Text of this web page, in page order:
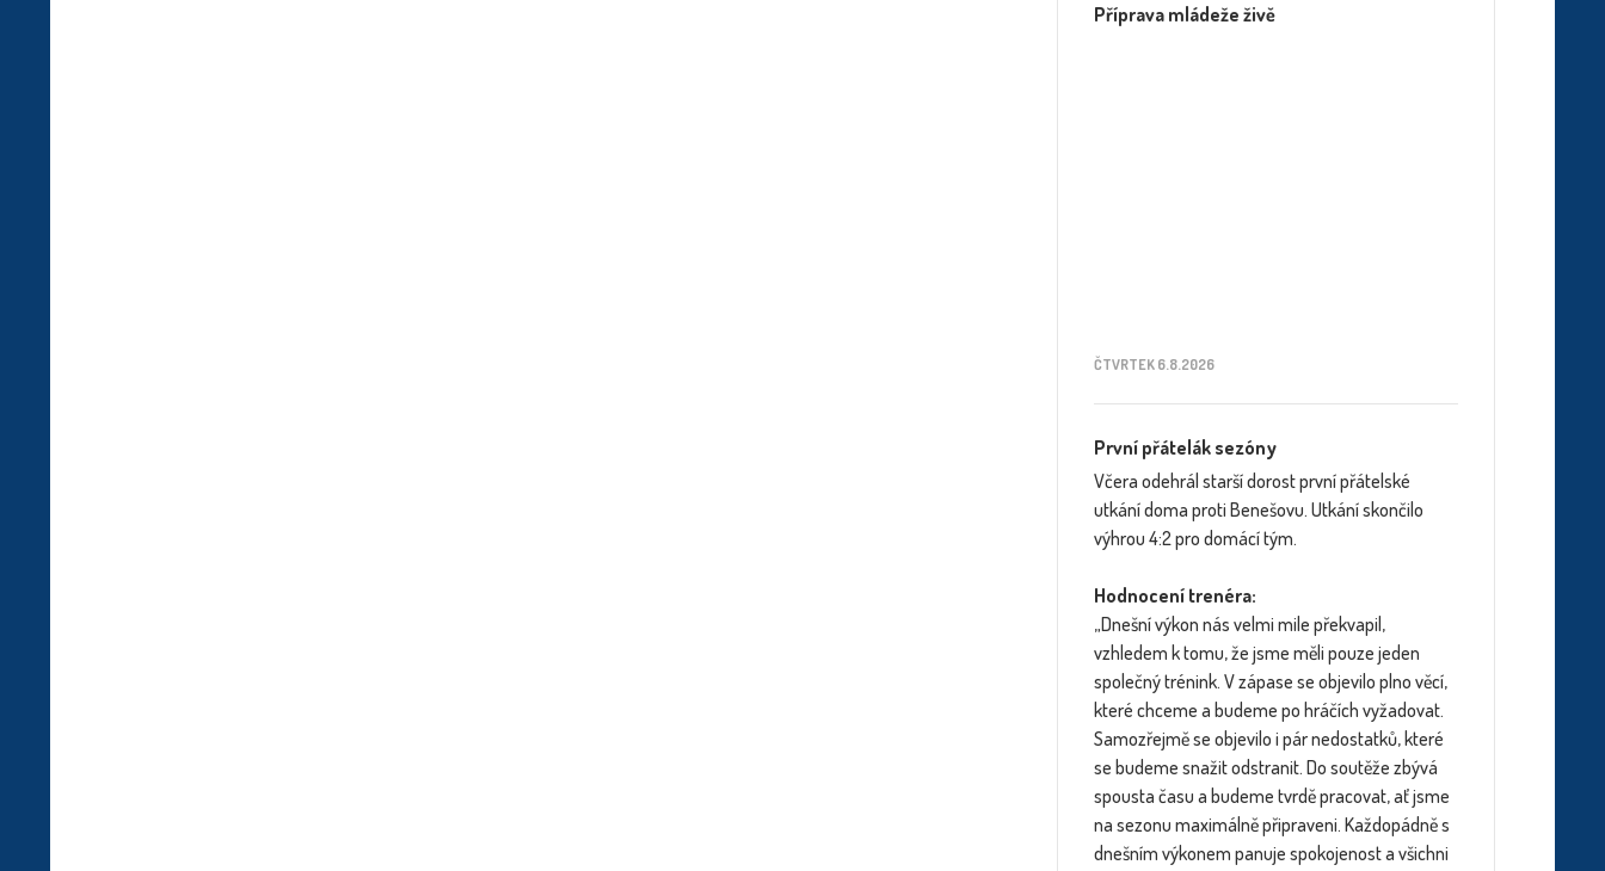
Příprava mládeže živě
ČTVRTEK 6.8.2026
První přátelák sezóny
Včera odehrál starší dorost první přátelské
utkání doma proti Benešovu. Utkání skončilo
výhrou 4:2 pro domácí tým.
Hodnocení trenéra:
„Dnešní výkon nás velmi mile překvapil,
vzhledem k tomu, že jsme měli pouze jeden
společný trénink. V zápase se objevilo plno věcí,
které chceme a budeme po hráčích vyžadovat.
Samozřejmě se objevilo i pár nedostatků, které
se budeme snažit odstranit. Do soutěže zbývá
spousta času a budeme tvrdě pracovat, ať jsme
na sezonu maximálně připraveni. Každopádně s
dnešním výkonem panuje spokojenost a všichni